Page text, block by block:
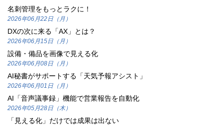
名刺管理をもっとラクに！
2026年06月22日（月）
DXの次に来る「AX」とは？
2026年06月15日（月）
設備・備品を画像で見える化
2026年06月08日（月）
AI秘書がサポートする「天気予報アシスト」
2026年06月01日（月）
AI「音声議事録」機能で営業報告を自動化
2026年05月28日（木）
「見える化」だけでは成果は出ない